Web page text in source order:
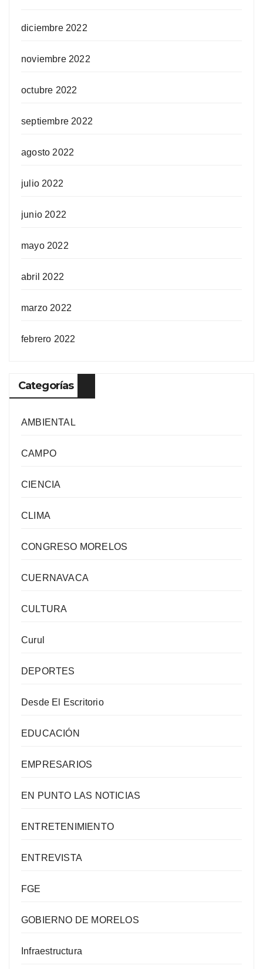
diciembre 2022
noviembre 2022
octubre 2022
septiembre 2022
agosto 2022
julio 2022
junio 2022
mayo 2022
abril 2022
marzo 2022
febrero 2022
Categorías
AMBIENTAL
CAMPO
CIENCIA
CLIMA
CONGRESO MORELOS
CUERNAVACA
CULTURA
Curul
DEPORTES
Desde El Escritorio
EDUCACIÓN
EMPRESARIOS
EN PUNTO LAS NOTICIAS
ENTRETENIMIENTO
ENTREVISTA
FGE
GOBIERNO DE MORELOS
Infraestructura